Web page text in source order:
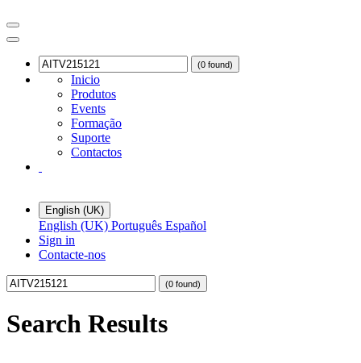
(0 found)
Inicio
Produtos
Events
Formação
Suporte
Contactos
English (UK)
English (UK) Português Español
Sign in
Contacte-nos
(0 found)
Search Results